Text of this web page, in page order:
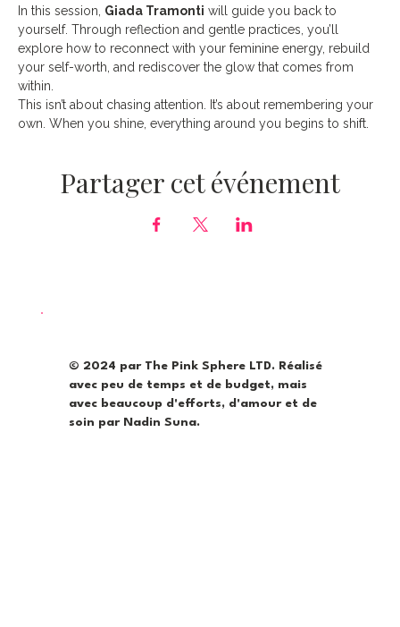
In this session, Giada Tramonti will guide you back to
yourself. Through reflection and gentle practices, you’ll
explore how to reconnect with your feminine energy, rebuild
your self-worth, and rediscover the glow that comes from
within.
This isn’t about chasing attention. It’s about remembering your
own. When you shine, everything around you begins to shift.
Partager cet événement
© 2024 par The Pink Sphere LTD. Réalisé
avec peu de temps et de budget, mais
avec beaucoup d'efforts, d'amour et de
soin par Nadin Suna.